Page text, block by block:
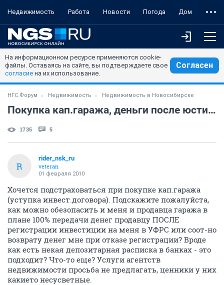
Недвижимость Работа Новости Погода Дом
На информационном ресурсе применяются cookie-
файлы. Оставаясь на сайте, вы подтверждаете свое
согласие на их использование.
Согласен
НГС.Форум Недвижимость Недвижимость в Новосибирске
Покупка кап.гаража, деньги после юстиции, как?
1735 5
R
rider_nsk_ru
veteran
01 февраля 2010
Хочется подстраховаться при покупке кап.гаража
(уступка инвест.договора). Подскажите пожалуйста,
как можно обезопасить и меня и продавца гаража в
плане 100% передачи денег продавцу ПОСЛЕ
регистрации инвестиции на меня в УФРС или соот-но
возврату денег мне при отказе регистрации? Вроде
как есть некая депозитарная расписка в банках - это
подходит? Что-то еще? Услуги агентств
недвижимости просьба не предлагать, ценники у них
какието несусветные.